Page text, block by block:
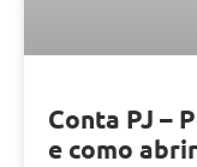
Conta PJ –
e como